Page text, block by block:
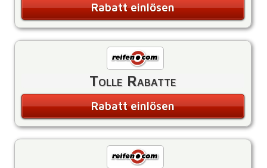
Rabatt einlösen
Tolle Rabatte
Rabatt einlösen